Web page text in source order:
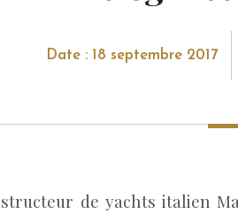
Date : 18 septembre 2017
de yachts italien